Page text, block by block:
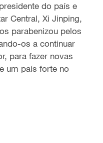
do país e
Central, Xi Jinping,
parabenizou pelos
os a continuar
para fazer novas
um país forte no